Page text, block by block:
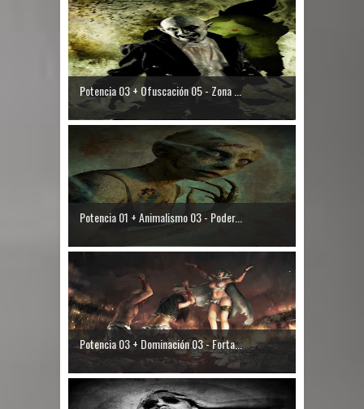
Potencia 03 + Ofuscación 05 - Zona ...
Potencia 01 + Animalismo 03 - Poder...
Potencia 03 + Dominación 03 - Forta...